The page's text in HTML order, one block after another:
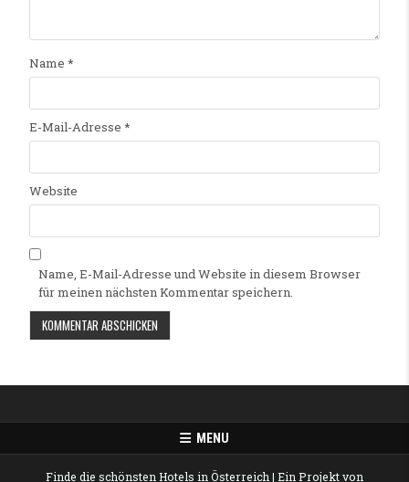
Name *
E-Mail-Adresse *
Website
Name, E-Mail-Adresse und Website in diesem Browser
für meinen nächsten Kommentar speichern.
MENU
Finde die schönsten Hotels in Österreich | Ein Projekt von